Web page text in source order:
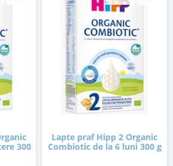
300
Lapte praf Hipp 2 Organic
Combiotic de la 6 luni 300 g